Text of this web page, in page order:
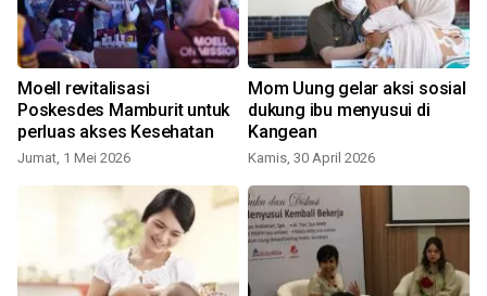
Moell revitalisasi
Poskesdes Mamburit untuk
perluas akses Kesehatan
Jumat, 1 Mei 2026
Mom Uung gelar aksi sosial
dukung ibu menyusui di
Kangean
Kamis, 30 April 2026